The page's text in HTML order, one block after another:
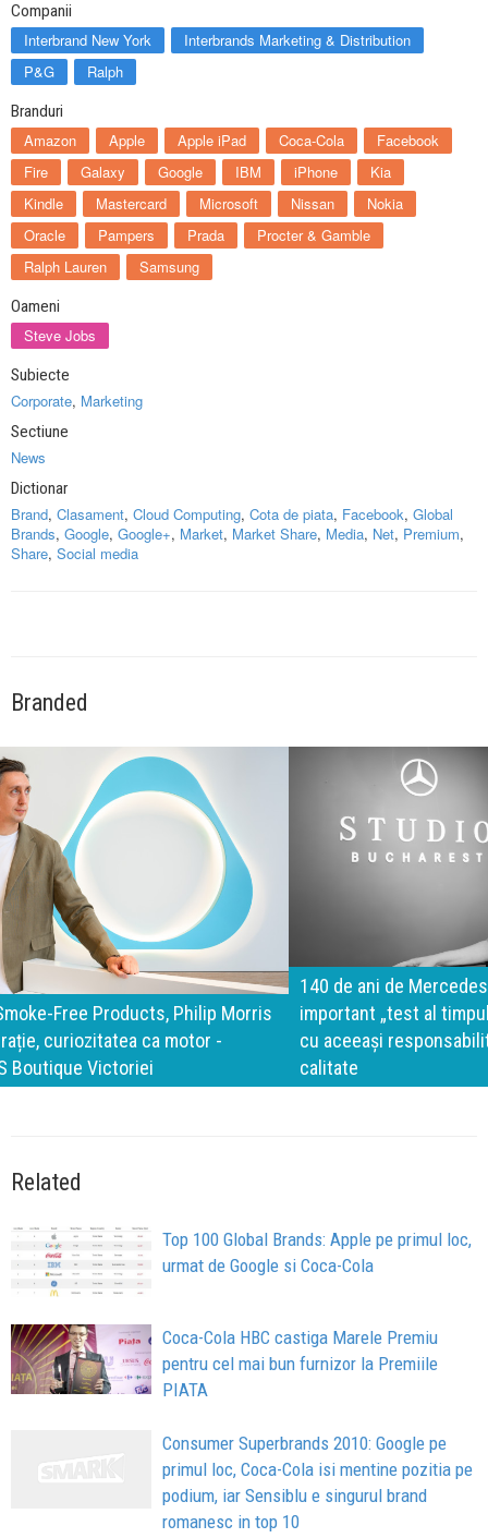
Companii
Interbrand New York
Interbrands Marketing & Distribution
P&G
Ralph
Branduri
Amazon Apple Apple iPad Coca-Cola
Facebook
Fire
Galaxy Google IBM iPhone
Kia
Kindle
Mastercard Microsoft Nissan
Nokia
Oracle
Pampers Prada
Procter & Gamble
Ralph Lauren
Samsung
Oameni
Steve Jobs
Subiecte
Corporate, Marketing
Sectiune
News
Dictionar
Brand, Clasament, Cloud Computing, Cota de piata, Facebook, Global
Brands, Google, Google+, Market, Market Share, Media, Net, Premium,
Share, Social media
Branded
140 de ani de Mercedes-Benz. Ramona Pîrlog: Cel mai
important „test al timpului” este să inovăm constant, dar
cu aceeași responsabilitate față de oameni, siguranță și
calitate
Related
Top 100 Global Brands: Apple pe primul loc,
urmat de Google si Coca-Cola
Coca-Cola HBC castiga Marele Premiu
pentru cel mai bun furnizor la Premiile
PIATA
Consumer Superbrands 2010: Google pe
primul loc, Coca-Cola isi mentine pozitia pe
podium, iar Sensiblu e singurul brand
romanesc in top 10